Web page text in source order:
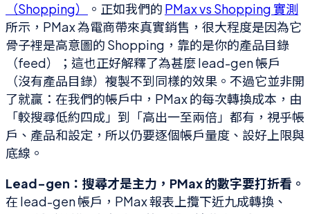
（Shopping）
。正如我們的 PMax vs Shopping 實測
所示，PMax 為電商帶來真實銷售，很大程度是因為它
骨子裡是高意圖的 Shopping，靠的是你的產品目錄
（feed）；這也正好解釋了為甚麼 lead-gen 帳戶
（沒有產品目錄）複製不到同樣的效果。不過它並非開
了就贏：在我們的帳戶中，PMax 的每次轉換成本，由
「較搜尋低約四成」到「高出一至兩倍」都有，視乎帳
戶、產品和設定，所以仍要逐個帳戶量度、設好上限與
底線。
Lead-gen：搜尋才是主力，PMax 的數字要打折看。
在 lead-gen 帳戶，PMax 報表上攬下近九成轉換、